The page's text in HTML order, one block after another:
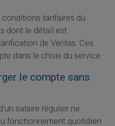
conditions tarifaires du
dont le détail est
de Veritas. Ces
dans le choix du service.
le compte sans
salaire régulier ne
fonctionnement quotidien